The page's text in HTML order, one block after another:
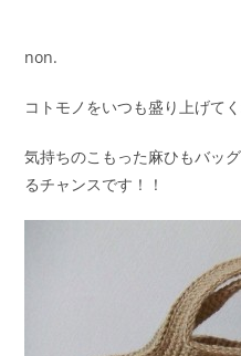
non.
コトモノをいつも盛り上げて
気持ちのこもった麻ひもバッ
るチャンスです！！